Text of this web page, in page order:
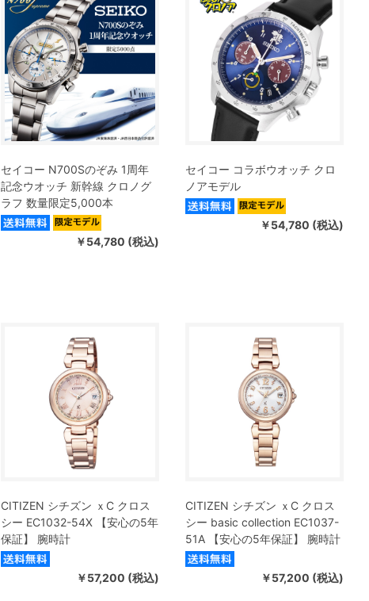
セイコー N700Sのぞみ 1周年
記念ウオッチ 新幹線 クロノグ
ラフ 数量限定5,000本
￥54,780 (税込)
セイコー コラボウオッチ クロ
ノアモデル
￥54,780 (税込)
CITIZEN シチズン ｘC クロス
シー EC1032-54X 【安心の5年
保証】 腕時計
￥57,200 (税込)
CITIZEN シチズン ｘC クロス
シー basic collection EC1037-
51A 【安心の5年保証】 腕時計
￥57,200 (税込)